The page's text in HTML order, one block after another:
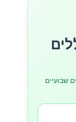
30 הכללים
שבועיים